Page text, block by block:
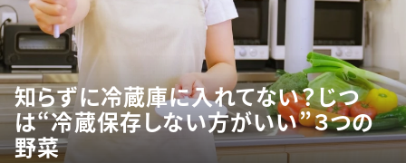
知らずに冷蔵庫に入れてない？じつ
は“冷蔵保存しない方がいい”３つの
野菜